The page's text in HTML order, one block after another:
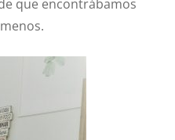
que encontrábamos